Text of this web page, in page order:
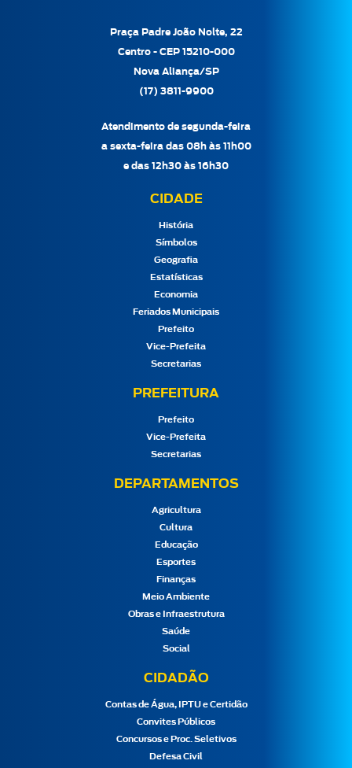
Praça Padre João Nolte, 22
Centro - CEP 15210-000
Nova Aliança/SP
(17) 3811-9900
Atendimento de segunda-feira
a sexta-feira das 08h às 11h00
e das 12h30 às 16h30
CIDADE
História
Símbolos
Geografia
Estatísticas
Economia
Feriados Municipais
Prefeito
Vice-Prefeita
Secretarias
PREFEITURA
Prefeito
Vice-Prefeita
Secretarias
DEPARTAMENTOS
Agricultura
Cultura
Educação
Esportes
Finanças
Meio Ambiente
Obras e Infraestrutura
Saúde
Social
CIDADÃO
Contas de Água, IPTU e Certidão
Convites Públicos
Concursos e Proc. Seletivos
Defesa Civil